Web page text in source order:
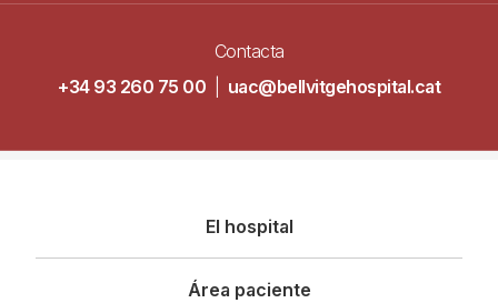
Contacta
+34 93 260 75 00
uac@bellvitgehospital.cat
principal
El hospital
Área paciente